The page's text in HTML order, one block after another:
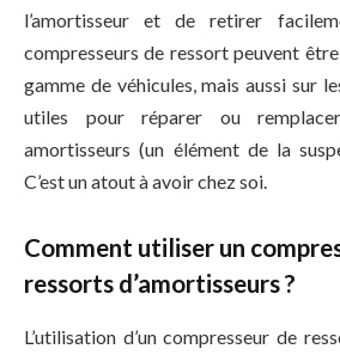
l’amortisseur et de retirer
compresseurs de ressort peuvent
gamme de véhicules, mais aussi sur
utiles pour réparer ou
amortisseurs (un élément de la
C’est un atout à avoir chez soi.
Comment utiliser un
ressorts d’amortisseurs ?
L’utilisation d’un compresseur de